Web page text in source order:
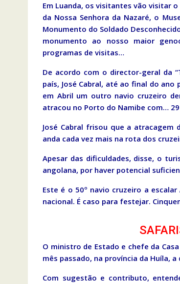
Em Luanda, os visitantes vão visitar
da Nossa Senhora da Nazaré, o
Monumento do Soldado
monumento ao nosso maior
programas de visitas…
De acordo com o director-geral da
país, José Cabral, até ao final do
em Abril um outro navio cruzeiro
atracou no Porto do Namibe com…
José Cabral frisou que a
anda cada vez mais na rota dos
Apesar das dificuldades, disse, o
angolana, por haver potencial
Este é o 50º navio cruzeiro a
nacional. É caso para festejar.
O ministro de Estado e chefe da
mês passado, na província da Huíla,
Com sugestão e contributo,